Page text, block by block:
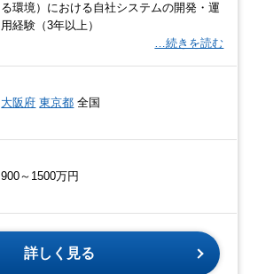
る環境）における自社システムの開発・運
用経験（3年以上）
…続きを読む
大阪府 東京都 全国
900～1500万円
詳しく見る